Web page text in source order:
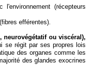
(récepteurs
efférentes).
neurovégétatif ou viscéral),
se régit par ses propres lois
des organes comme les
des glandes exocrines